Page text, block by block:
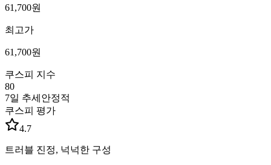
61,700원
최고가
61,700원
쿠스피 지수
80
7일 추세 안정적
쿠스피 평가
4.7
트러블 진정, 넉넉한 구성